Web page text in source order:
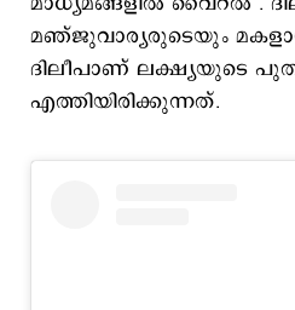
മഞ്ജുവാര്യരുടെയും
ദിലീപാണ് ലക്ഷ്യയുടെ
എത്തിയിരിക്കുന്നത്.